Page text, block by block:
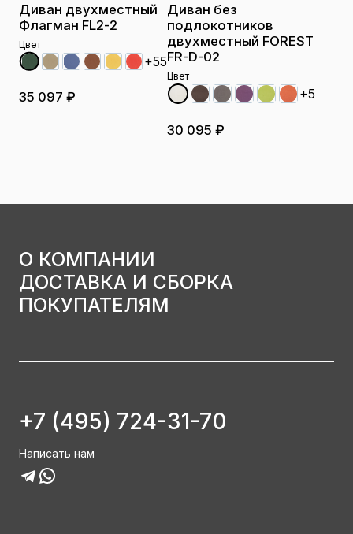
Диван двухместный
Флагман FL2-2
Цвет
+55
35 097 ₽
Диван без
подлокотников
двухместный FOREST
FR-D-02
Цвет
+5
30 095 ₽
О КОМПАНИИ
ДОСТАВКА И СБОРКА
ПОКУПАТЕЛЯМ
+7 (495) 724-31-70
Написать нам